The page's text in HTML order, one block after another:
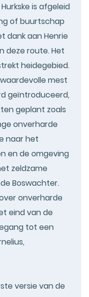
is afgeleid
of buurtschap
dank aan Henrie
deze route. Het
heidegebied.
mest
geïntroduceerd,
geplant zoals
onverharde
naar het
en de omgeving
zeldzame
Boswachter.
onverharde
eind van de
tot een
versie van de